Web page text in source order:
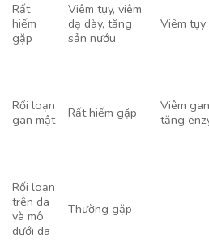
Rất
hiếm
gặp
Viêm tụy, viêm
dạ dày, tăng
sản nướu
Viêm tụy
Rối loạn
gan mật
Rất hiếm gặp
Viêm
tăng
Rối loạn
trên da
và mô
dưới da
Thường gặp